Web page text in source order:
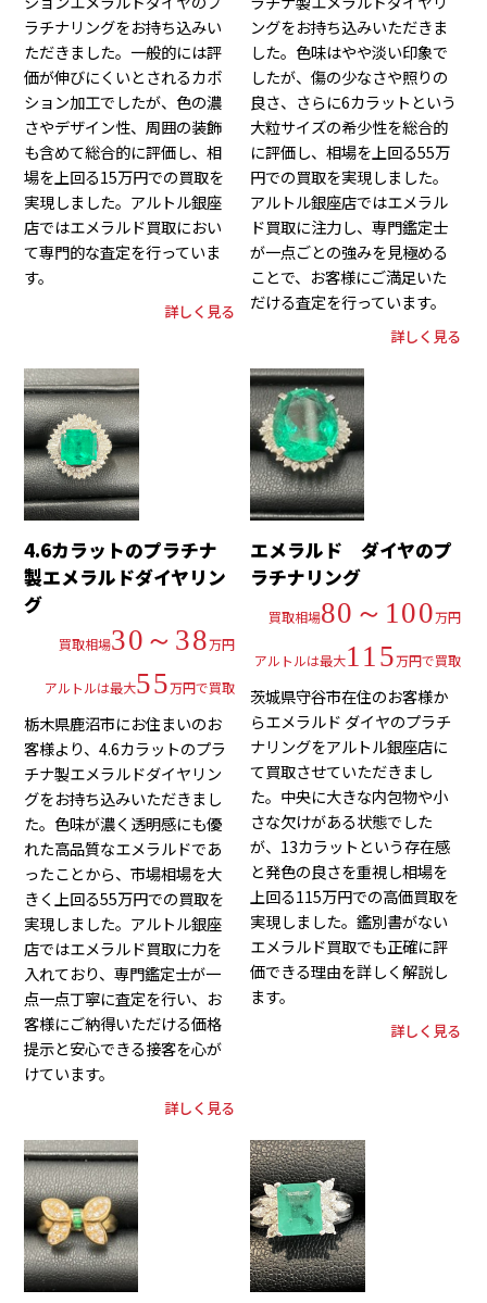
ラチナリングをお持ち込みい
ただきました。一般的には評
価が伸びにくいとされるカボ
ション加工でしたが、色の濃
さやデザイン性、周囲の装飾
も含めて総合的に評価し、相
場を上回る15万円での買取を
実現しました。アルトル銀座
店ではエメラルド買取におい
て専門的な査定を行っていま
す。
詳しく見る
ングをお持ち込みいただきま
した。色味はやや淡い印象で
したが、傷の少なさや照りの
良さ、さらに6カラットという
大粒サイズの希少性を総合的
に評価し、相場を上回る55万
円での買取を実現しました。
アルトル銀座店ではエメラル
ド買取に注力し、専門鑑定士
が一点ごとの強みを見極める
ことで、お客様にご満足いた
だける査定を行っています。
詳しく見る
4.6カラットのプラチナ
製エメラルドダイヤリン
グ
買取相場30～38万円
アルトルは最大55万円で買取
栃木県鹿沼市にお住まいのお
客様より、4.6カラットのプラ
チナ製エメラルドダイヤリン
グをお持ち込みいただきまし
た。色味が濃く透明感にも優
れた高品質なエメラルドであ
ったことから、市場相場を大
きく上回る55万円での買取を
実現しました。アルトル銀座
店ではエメラルド買取に力を
入れており、専門鑑定士が一
点一点丁寧に査定を行い、お
客様にご納得いただける価格
提示と安心できる接客を心が
けています。
詳しく見る
エメラルド ダイヤのプ
ラチナリング
買取相場80～100万円
アルトルは最大115万円で買取
茨城県守谷市在住のお客様か
らエメラルド ダイヤのプラチ
ナリングをアルトル銀座店に
て買取させていただきまし
た。中央に大きな内包物や小
さな欠けがある状態でした
が、13カラットという存在感
と発色の良さを重視し相場を
上回る115万円での高価買取を
実現しました。鑑別書がない
エメラルド買取でも正確に評
価できる理由を詳しく解説し
ます。
詳しく見る